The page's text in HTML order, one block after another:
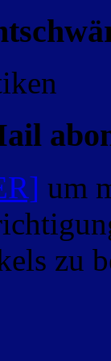
um
zu